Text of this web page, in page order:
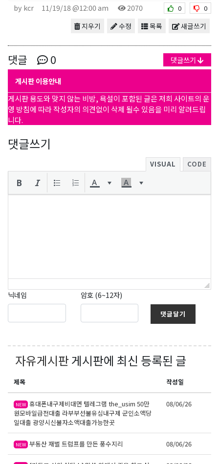
by kcr 11/19/18 @12:00 am 2070 0 0
새글쓰기
목록
수정
지우기
댓글 0 댓글쓰기
게시판 이용안내
게시판 용도와 맞지 않는 비방, 욕설이 포함된 글은 저희 사이트의 운
영 방침에 따라 작성자의 의견없이 삭제 될수 있음을 미리 알려드립
니다.
댓글쓰기
VISUAL CODE
닉네임 암호 (6~12자)
댓글달기
자유게시판게시판에 최신 등록된 글
제목 작성일
NEW 휴대폰내구제비대면 텔레그램 the_usim 50만
원모바일급전대출 라부부선불유심내구제 군인소액당
일대출 광양시신불자소액대출가능한곳
08/06/26
NEW 부동산 재벌 트럼프를 만든 풍수지리 08/06/26